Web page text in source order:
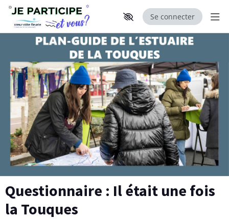
Aller au contenu principal
Paramètres d'accessibilité
Se connecter
Questionnaire : Il était une fois
la Touques